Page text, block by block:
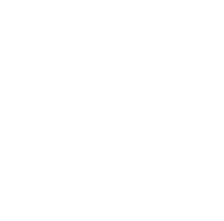
“Namun pada implementasinya, itu
Danantara dengan BUMN-nya
swasta dengan swasta. Yang penting
aturan dan saling menguntungkan. Itu
Hingga saat ini, pihaknya belum
mengenai mekanisme jual beli secara
adanya titik temu mengenai nilai
ESDM masih melakukan pendalaman
kesepakatan harga yang dinilai